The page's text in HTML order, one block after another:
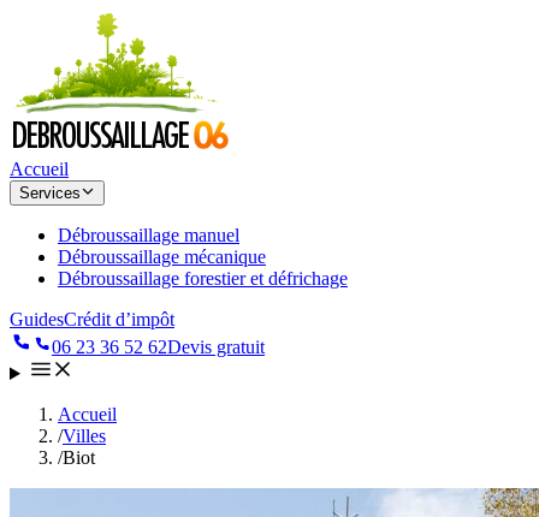
Accueil
Services
Débroussaillage manuel
Débroussaillage mécanique
Débroussaillage forestier et défrichage
GuidesCrédit d’impôt
06 23 36 52 62Devis gratuit
Accueil
/Villes
/Biot